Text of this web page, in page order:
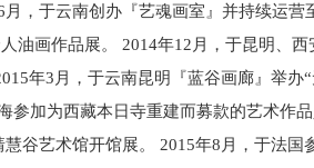
，于云南创办『艺魂画室』并持续运营
油画作品展。 2014年12月，于昆明、西
年3月，于云南昆明『蓝谷画廊』举办
参加为西藏本日寺重建而募款的艺术作
谷艺术馆开馆展。 2015年8月，于法国